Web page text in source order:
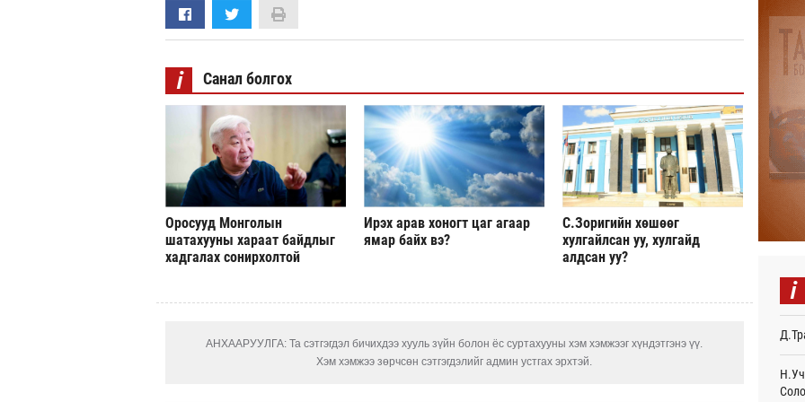
i Санал болгох
Оросууд Монголын
шатахууны хараат байдлыг
хадгалах сонирхолтой
Ирэх арав хоногт цаг агаар
ямар байх вэ?
С.Зоригийн хөшөөг
хулгайлсан уу, хулгайд
алдсан уу?
АНХААРУУЛГА: Та сэтгэгдэл бичихдээ хууль зүйн болон ёс суртахууны хэм хэмжээг хүндэтгэнэ үү.
Хэм хэмжээ зөрчсөн сэтгэгдэлийг админ устгах эрхтэй.
авна
Энэ
i